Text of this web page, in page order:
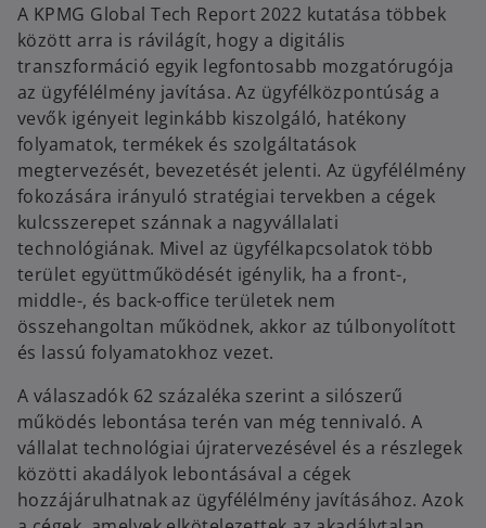
A KPMG Global Tech Report 2022 kutatása többek
között arra is rávilágít, hogy a digitális
transzformáció egyik legfontosabb mozgatórugója
az ügyfélélmény javítása. Az ügyfélközpontúság a
vevők igényeit leginkább kiszolgáló, hatékony
folyamatok, termékek és szolgáltatások
megtervezését, bevezetését jelenti. Az ügyfélélmény
fokozására irányuló stratégiai tervekben a cégek
kulcsszerepet szánnak a nagyvállalati
technológiának. Mivel az ügyfélkapcsolatok több
terület együttműködését igénylik, ha a front-,
middle-, és back-office területek nem
összehangoltan működnek, akkor az túlbonyolított
és lassú folyamatokhoz vezet.
A válaszadók 62 százaléka szerint a silószerű
működés lebontása terén van még tennivaló. A
vállalat technológiai újratervezésével és a részlegek
közötti akadályok lebontásával a cégek
hozzájárulhatnak az ügyfélélmény javításához. Azok